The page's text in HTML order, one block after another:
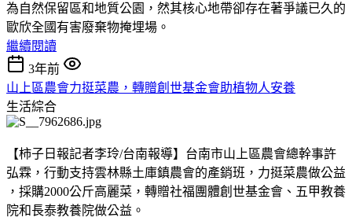
為自然保留區和地質公園，然其核心地帶卻存在著爭議已久的
歐欣全國有害廢棄物掩埋場。
繼續閱讀
3年前
山上區農會力挺菜農，轉贈創世基金會助植物人安養
生活綜合
【柿子日報記者李玲/台南報導】台南市山上區農會總幹事許
弘霖，行動支持雲林縣土庫鎮農會的產銷班，力挺菜農做公益
，採購2000公斤高麗菜，轉贈社福團體創世基金會、五甲教養
院和長泰教養院做公益。